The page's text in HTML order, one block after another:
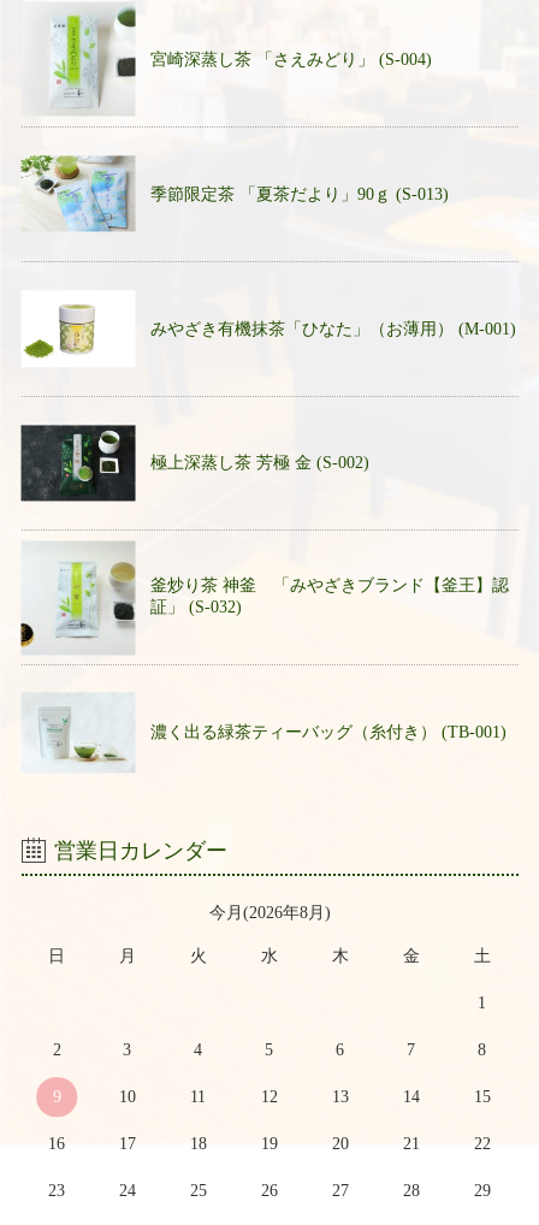
宮崎深蒸し茶 「さえみどり」 (S-004)
季節限定茶 「夏茶だより」90ｇ (S-013)
みやざき有機抹茶「ひなた」（お薄用） (M-001)
極上深蒸し茶 芳極 金 (S-002)
釜炒り茶 神釜 「みやざきブランド【釜王】認
証」 (S-032)
濃く出る緑茶ティーバッグ（糸付き） (TB-001)
営業日カレンダー
今月(2026年8月)
日 月 火 水 木 金 土
1
2 3 4 5 6 7 8
9 10 11 12 13 14 15
16 17 18 19 20 21 22
23 24 25 26 27 28 29